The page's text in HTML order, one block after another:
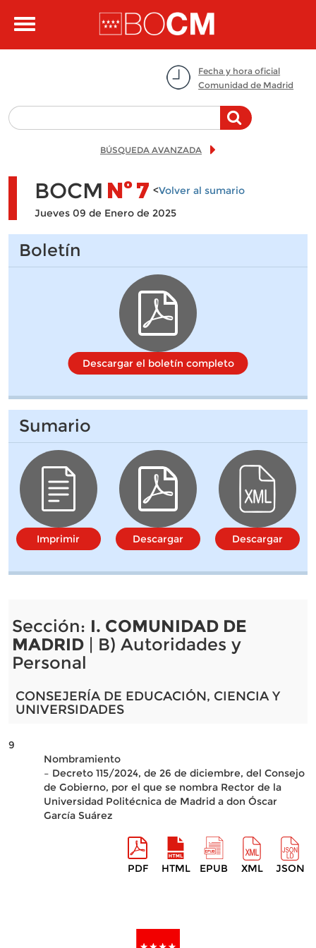
Toggle
Fecha y hora oficial
Comunidad de Madrid
BÚSQUEDA AVANZADA
BOCM Nº7 <Volver al sumario
Jueves 09 de Enero de 2025
Boletín
Descargar el boletín completo
Sumario
Imprimir Descargar Descargar
Sección: I. COMUNIDAD DE
MADRID| B) Autoridades y
Personal
CONSEJERÍA DE EDUCACIÓN, CIENCIA Y
UNIVERSIDADES
9
Nombramiento
– Decreto 115/2024, de 26 de diciembre, del Consejo
de Gobierno, por el que se nombra Rector de la
Universidad Politécnica de Madrid a don Óscar
García Suárez
PDF HTML EPUB XML JSON